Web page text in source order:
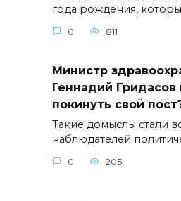
года рождения,
0 811
Министр
Геннадий
покинуть свой
Такие домыслы стали
наблюдателей
0 205